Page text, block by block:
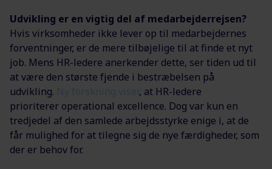
Udvikling er en vigtig del af medarbejderrejsen?
Hvis virksomheder ikke lever op til medarbejdernes
forventninger, er de mere tilbøjelige til at finde et nyt
job. Mens HR-ledere anerkender dette, ser tiden ud til
at være den største fjende i bestræbelsen på
udvikling.
, at HR-ledere
prioriterer operational excellence. Dog var kun en
tredjedel af den samlede arbejdsstyrke enige i, at de
får mulighed for at tilegne sig de nye færdigheder, som
der er behov for.